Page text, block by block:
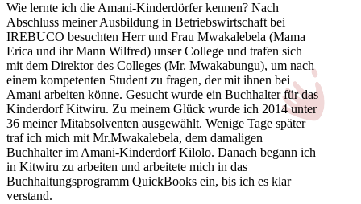
Wie lernte ich die Amani-Kinderdörfer kennen? Nach
Abschluss meiner Ausbildung in Betriebswirtschaft bei
IREBUCO besuchten Herr und Frau Mwakalebela (Mama
Erica und ihr Mann Wilfred) unser College und trafen sich
mit dem Direktor des Colleges (Mr. Mwakabungu), um nach
einem kompetenten Student zu fragen, der mit ihnen bei
Amani arbeiten könne. Gesucht wurde ein Buchhalter für das
Kinderdorf Kitwiru. Zu meinem Glück wurde ich 2014 unter
36 meiner Mitabsolventen ausgewählt. Wenige Tage später
traf ich mich mit Mr.Mwakalebela, dem damaligen
Buchhalter im Amani-Kinderdorf Kilolo. Danach begann ich
in Kitwiru zu arbeiten und arbeitete mich in das
Buchhaltungsprogramm QuickBooks ein, bis ich es klar
verstand.